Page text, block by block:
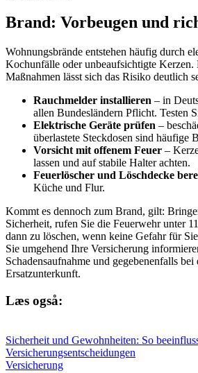
Brand: Vorbeugen und
Wohnungsbrände entstehen häufig durch
Kochunfälle oder unbeaufsichtigte Kerzen.
Maßnahmen lässt sich das Risiko deutlich
Rauchmelder installieren – in
allen Bundesländern Pflicht. Testen
Elektrische Geräte prüfen –
überlastete Steckdosen sind häufige
Vorsicht mit offenem Feuer –
lassen und auf stabile Halter achten.
Feuerlöscher und Löschdecke
Küche und Flur.
Kommt es dennoch zum Brand, gilt:
Sicherheit, rufen Sie die Feuerwehr unter
dann zu löschen, wenn keine Gefahr für
Sie umgehend Ihre Versicherung
Schadensaufnahme und gegebenenfalls
Ersatzunterkunft.
Læs også:
Sicherheit und Gewohnheiten: So
Versicherungsentscheidungen
Versicherung